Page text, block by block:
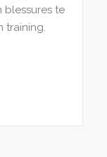
blessures te
training.